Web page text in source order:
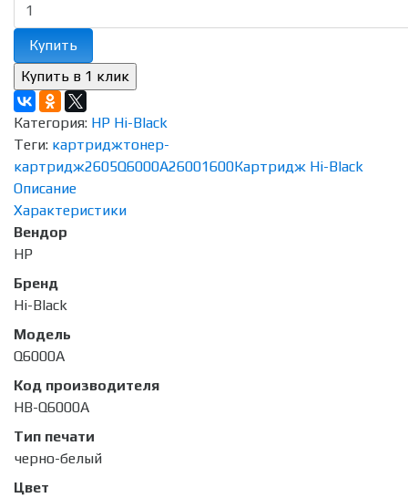
Купить
Категория: HP Hi-Black
Теги: картриджтонер-
картридж2605Q6000A26001600Картридж Hi-Black
Описание
Характеристики
Вендор
HP
Бренд
Hi-Black
Модель
Q6000A
Код производителя
HB-Q6000A
Тип печати
черно-белый
Цвет